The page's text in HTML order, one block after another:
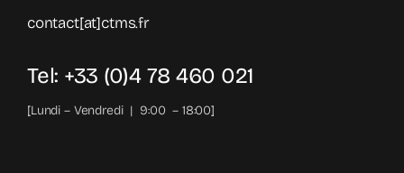
contact[at]ctms.fr
Tel: +33 (0)4 78 460 021
[Lundi – Vendredi | 9:00 – 18:00]